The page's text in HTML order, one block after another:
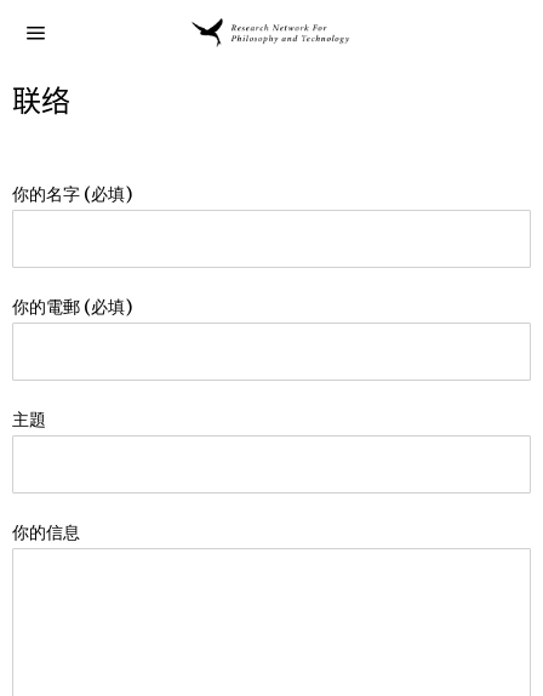
联络
你的名字 (必填)
你的電郵 (必填)
主題
你的信息